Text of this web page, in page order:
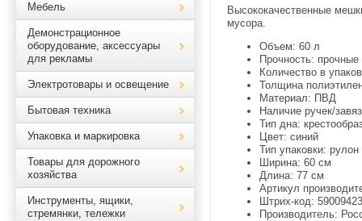
Мебель
Демонстрационное
оборудование, аксессуары
для рекламы
Электротовары и освещение
Бытовая техника
Упаковка и маркировка
Товары для дорожного
хозяйства
Инструменты, ящики,
стремянки, тележки
Высококачественные
мусора.
Объем: 60 л
Прочность: прочные
Количество в
Толщина
Материал: ПВД
Наличие ручек/
Тип дна:
Цвет: синий
Тип упаковки: рулон
Ширина: 60 см
Длина: 77 см
Артикул
Штрих-код:
Производитель: